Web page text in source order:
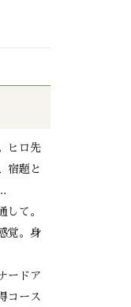
ヒロ先
宿題と
して。
覚。身
ードア
コース